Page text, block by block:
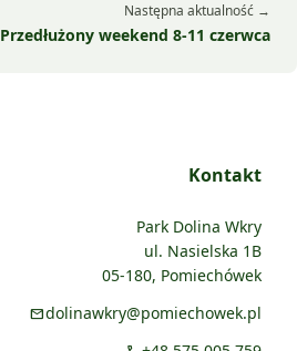
Następna aktualność →
Przedłużony weekend 8-11 czerwca
Kontakt
Park Dolina Wkry
ul. Nasielska 1B
05-180, Pomiechówek
maildolinawkry@pomiechowek.pl